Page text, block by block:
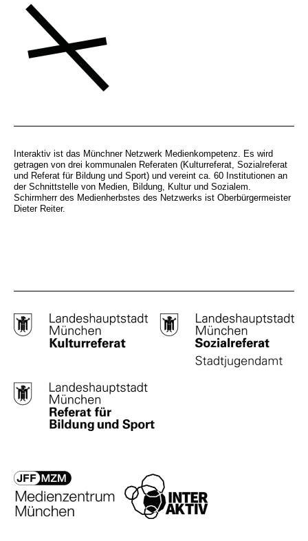
Interaktiv ist das Münchner Netzwerk Medienkompetenz. Es wird
getragen von drei kommunalen Referaten (Kulturreferat, Sozialreferat
und Referat für Bildung und Sport) und vereint ca. 60 Institutionen an
der Schnittstelle von Medien, Bildung, Kultur und Sozialem.
Schirmherr des Medienherbstes des Netzwerks ist Oberbürgermeister
Dieter Reiter.